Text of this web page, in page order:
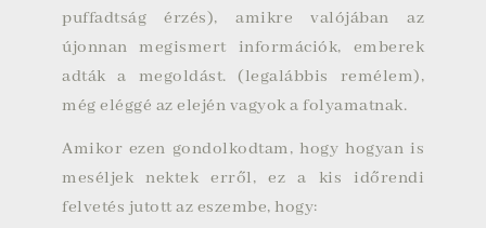
puffadtság érzés), amikre valójában az
újonnan megismert információk, emberek
adták a megoldást. (legalábbis remélem),
még eléggé az elején vagyok a folyamatnak.
Amikor ezen gondolkodtam, hogy hogyan is
meséljek nektek erről, ez a kis időrendi
felvetés jutott az eszembe, hogy: